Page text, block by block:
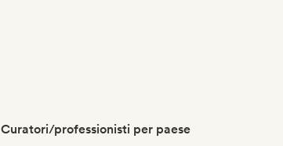
Curatori/professionisti per paese